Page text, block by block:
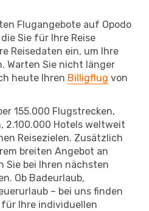
Flugangebote auf Opodo
Sie für Ihre Reise
Reisedaten ein, um Ihre
Warten Sie nicht länger
heute Ihren Billigflug von
155.000 Flugstrecken,
2.100.000 Hotels weltweit
Reisezielen. Zusätzlich
breiten Angebot an
Sie bei Ihren nächsten
Ob Badeurlaub,
– bei uns finden
für Ihre individuellen